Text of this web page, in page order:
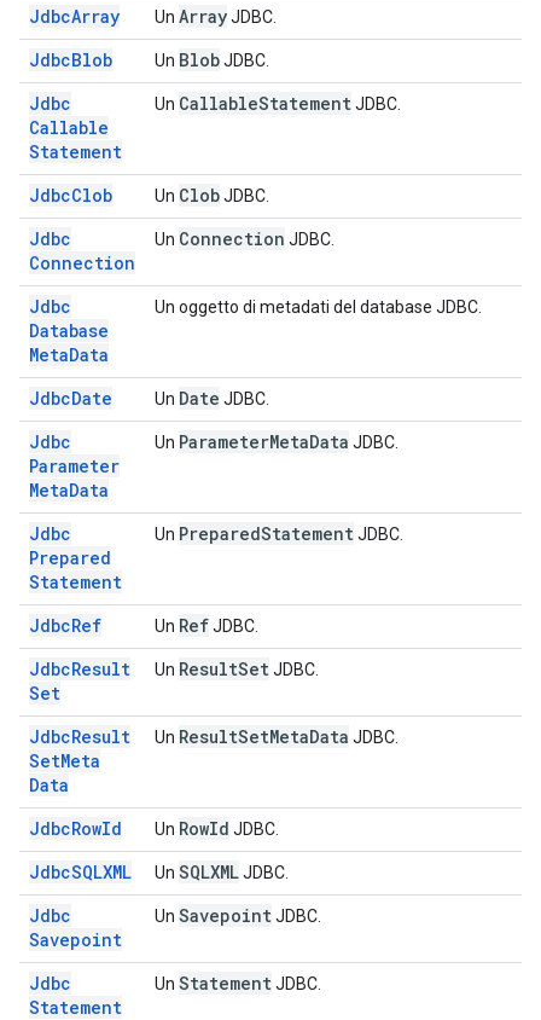
JdbcArray Un ArrayJDBC.
JdbcBlob Un BlobJDBC.
Jdbc
Callable
Statement
Un CallableStatementJDBC.
JdbcClob Un ClobJDBC.
Jdbc
Connection
Un Connection JDBC.
Jdbc
Database
MetaData
Un oggetto di metadati del database JDBC.
JdbcDate Un Date JDBC.
Jdbc
Parameter
MetaData
Un ParameterMetaData JDBC.
Jdbc
Prepared
Statement
Un PreparedStatementJDBC.
JdbcRef Un RefJDBC.
JdbcResult
Set
Un ResultSetJDBC.
JdbcResult
SetMeta
Data
Un ResultSetMetaData JDBC.
JdbcRowId Un RowId JDBC.
JdbcSQLXML Un SQLXMLJDBC.
Jdbc
Savepoint
Un SavepointJDBC.
Jdbc
Statement
Un StatementJDBC.